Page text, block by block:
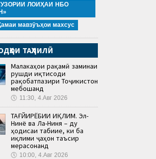
ЛОИҲАИ НБО
мавзӯъҳои махсус
ТАҲЛИЛӢ
Малакаҳои рақамӣ заминаи
рушди иқтисоди
рақобатпазири Тоҷикистон
мебошанд
🕔 11:30, 4.Авг 2026
ТАҒЙИРЁБИИ ИҚЛИМ. Эл-
Нинё ва Ла-Ниня – ду
ҳодисаи табиие, ки ба
иқлими ҷаҳон таъсир
мерасонанд
🕔 10:00, 4.Авг 2026